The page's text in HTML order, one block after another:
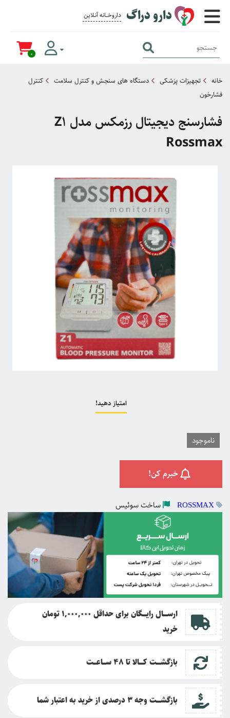
دارو دراگ داروخــــانه آنــلاین برای همــه
0
خانه تجهیزات پزشکی دستگاه های سنجش و کنترل سلامت
کنترل
فشارخون
فشارسنج دیجیتال رزمکس مدل Z1
Rossmax
امتیاز دهید!
ناموجود
خبرم کن!
ROSSMAX ساختسوئیس
ارســــال رایــــگان برای حداقل 1,000,000 تومان
خرید
بازگشــــت کــــالا تا48 ســـاعـــت
بازگشــــت وجه 3 درصدی از خرید به اعتبار شما